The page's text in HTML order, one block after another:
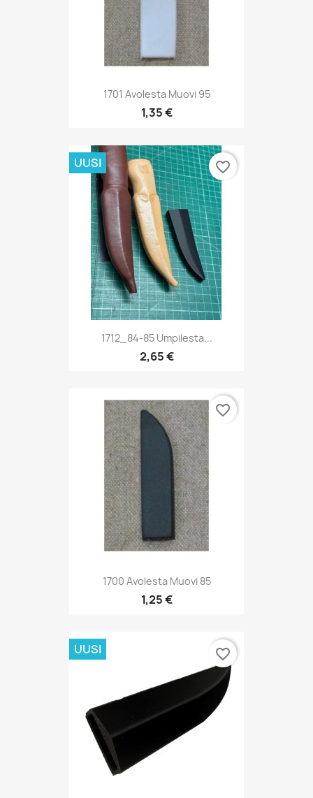
1701 Avolesta Muovi 95
1,35 €
1712_84-85 Umpilesta...
2,65 €
UUSI favorite_border
1700 Avolesta Muovi 85
1,25 €
favorite_border
UUSI favorite_border